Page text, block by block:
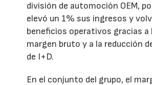
división de automoción OEM,
elevó un 1% sus ingresos y
beneficios operativos gracias a
margen bruto y a la reducción
de I+D.
En el conjunto del grupo, el